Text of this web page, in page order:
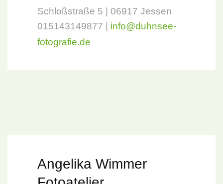
Schloßstraße 5 | 06917 Jessen
015143149877 | info@duhnsee-
fotografie.de
Angelika Wimmer